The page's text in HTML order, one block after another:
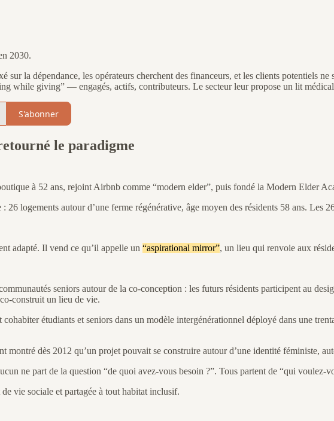
2030.
sur la dépendance, les opérateurs cherchent des financeurs, et les clients potentiels
while giving” — engagés, actifs, contributeurs. Le secteur leur propose un lit
S'abonner
le paradigme
à 52 ans, rejoint Airbnb comme “modern elder”, puis fondé la Modern Elder
logements autour d’une ferme régénérative, âge moyen des résidents 58 ans. Les
adapté. Il vend ce qu’il appelle un “aspirational mirror”, un lieu qui renvoie aux
seniors autour de la co-conception : les futurs résidents participent au
construit un lieu de vie.
étudiants et seniors dans un modèle intergénérationnel déployé dans une
montré dès 2012 qu’un projet pouvait se construire autour d’une identité féministe,
ne part de la question “de quoi avez-vous besoin ?”. Tous partent de “qui voulez-
vie sociale et partagée à tout habitat inclusif.